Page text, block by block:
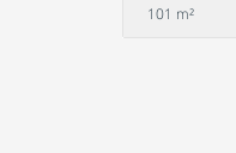
101 m²